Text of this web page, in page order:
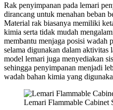
Rak penyimpanan pada lemari
dirancang untuk menahan beban
Material rak biasanya memiliki
kimia serta tidak mudah
membantu menjaga posisi wadah
selama digunakan dalam aktivitas
model lemari juga menyediakan
sehingga penyimpanan menjadi
wadah bahan kimia yang
Lemari Flammable Cabinet